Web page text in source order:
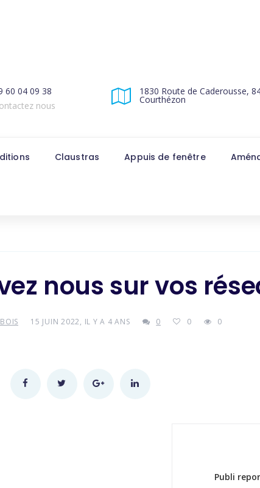
60 04 09 38
nous
1830 Route de Caderousse,
Courthézon
Claustras Appuis de fenêtre
nous sur vos
15 JUIN 2022, IL Y A 4 ANS 0 0 0
Publi